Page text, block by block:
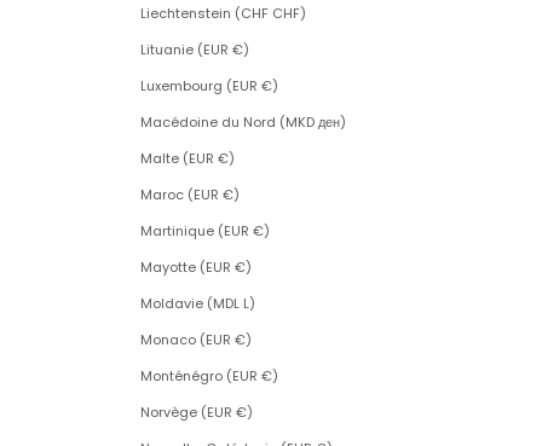
Liechtenstein (CHF CHF)
Lituanie (EUR €)
Luxembourg (EUR €)
Macédoine du Nord (MKD ден)
Malte (EUR €)
Maroc (EUR €)
Martinique (EUR €)
Mayotte (EUR €)
Moldavie (MDL L)
Monaco (EUR €)
Monténégro (EUR €)
Norvège (EUR €)